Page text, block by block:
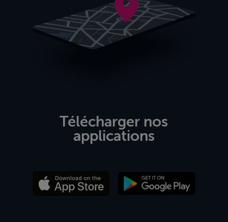
Télécharger nos
applications